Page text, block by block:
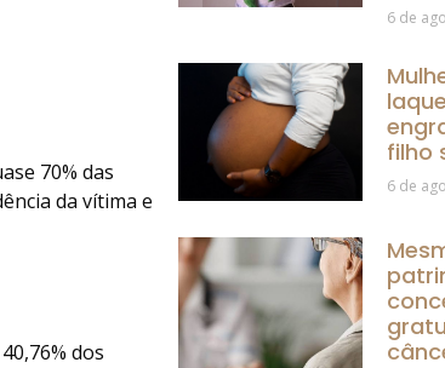
70% das
da vítima e
dos
6 de
filho
6 de